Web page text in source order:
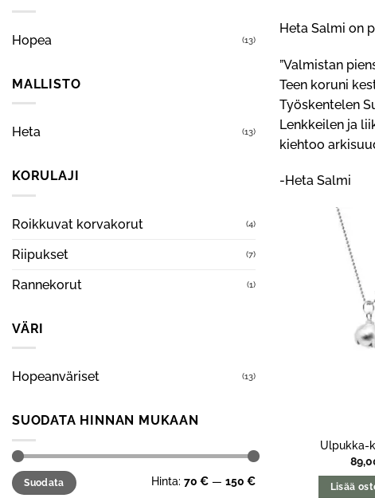
Hopea (13)
MALLISTO
Heta (13)
KORULAJI
Roikkuvat korvakorut (4)
Riipukset (7)
Rannekorut (1)
VÄRI
Hopeanväriset (13)
SUODATA HINNAN MUKAAN
Minimihinta
Maksimihinta
Suodata Hinta: 70 € — 150 €
Heta Salmi on
”Valmistan
Teen koruni
Työskentelen
Lenkkeilen ja
kiehtoo
-Heta Salmi
Ulpukka-
Lisää